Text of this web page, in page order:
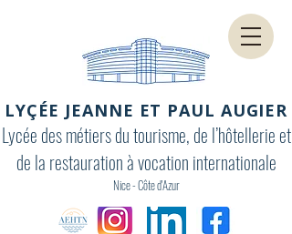
LYÇÉE JEANNE ET PAUL AUGIER
Lycée des métiers du tourisme, de l’hôtellerie et
de la restauration à vocation internationale
Nice - Côte d'Azur